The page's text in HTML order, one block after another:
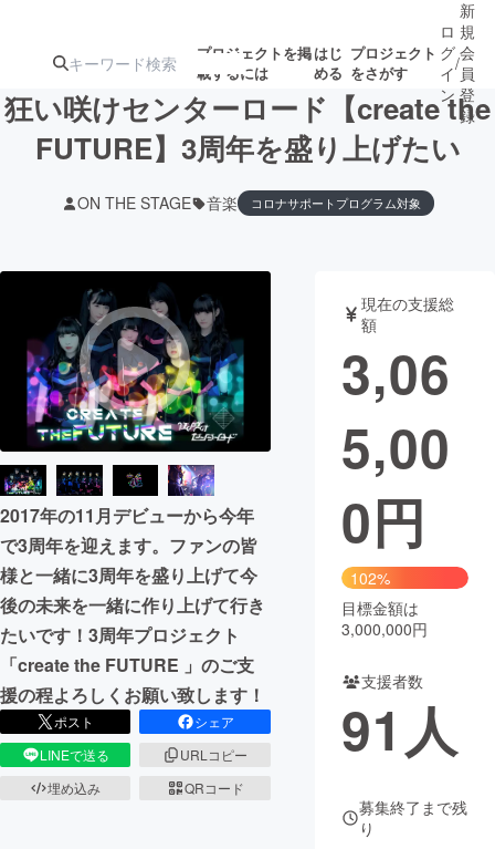
プロジェクトを掲
載するには
はじ
める
プロジェクト
をさがす
ターン
注目の新着プロ
ジェクト
募集終了が近いプ
ロジェクト
もうすぐ公開
されます
アート・写真 音楽
テクノロジー・ガジェット ゲーム・サ
映像・映画
ビジネス・起業
まちづくり・地域活性化
CAMPFIRE for Social Good
CAMPFIRE Creation
CAMPFIREふるさと納税
コミュニティ
ロ
グ
イ
ン
/
新
規
会
員
登
録
狂い咲けセンターロード【create the
FUTURE】3周年を盛り上げたい
ON THE STAGE 音楽 コロナサポートプログラム対象
2017年の11月デビューから今年
で3周年を迎えます。ファンの皆
様と一緒に3周年を盛り上げて今
後の未来を一緒に作り上げて行き
たいです！3周年プロジェクト
「create the FUTURE 」のご支
援の程よろしくお願い致します！
ポスト
シェア
LINEで送る
URLコピー
埋め込み
QRコード
現在の支援総
額
3,06
5,00
0円
102%
目標金額は
3,000,000円
支援者数
91 人
募集終了まで残
り